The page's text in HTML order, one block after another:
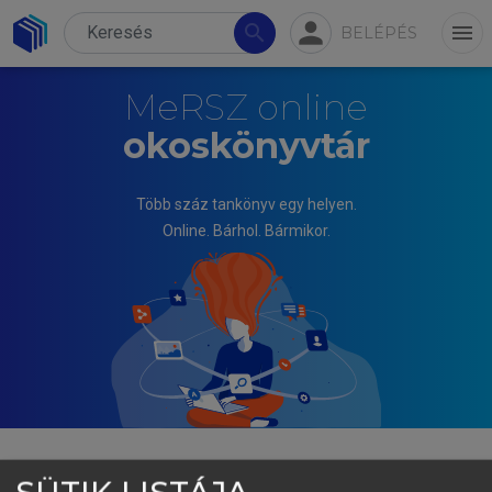
search person BELÉPÉS menu
MeRSZ online
okoskönyvtár
Több száz tankönyv egy helyen.
Online. Bárhol. Bármikor.